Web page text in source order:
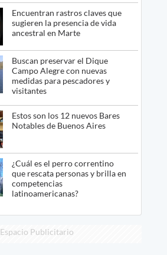
Encuentran rastros claves que
sugieren la presencia de vida
ancestral en Marte
Buscan preservar el Dique
Campo Alegre con nuevas
medidas para pescadores y
visitantes
Estos son los 12 nuevos Bares
Notables de Buenos Aires
¿Cuál es el perro correntino
que rescata personas y brilla en
competencias
latinoamericanas?
Espacio Publicitario